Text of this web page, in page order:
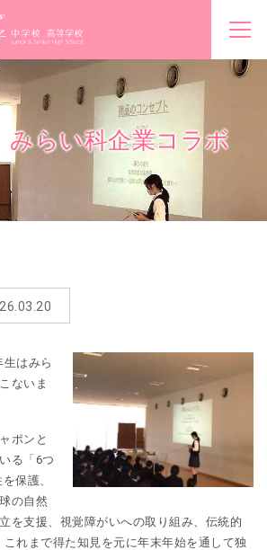
らい科企業コラボ
はみら
ないま
ポンと
る「6つ
保護、
の自然
を支援、視覚障がいへの取り組み、伝統的
れまで得た知見を元に年末年始を通して独